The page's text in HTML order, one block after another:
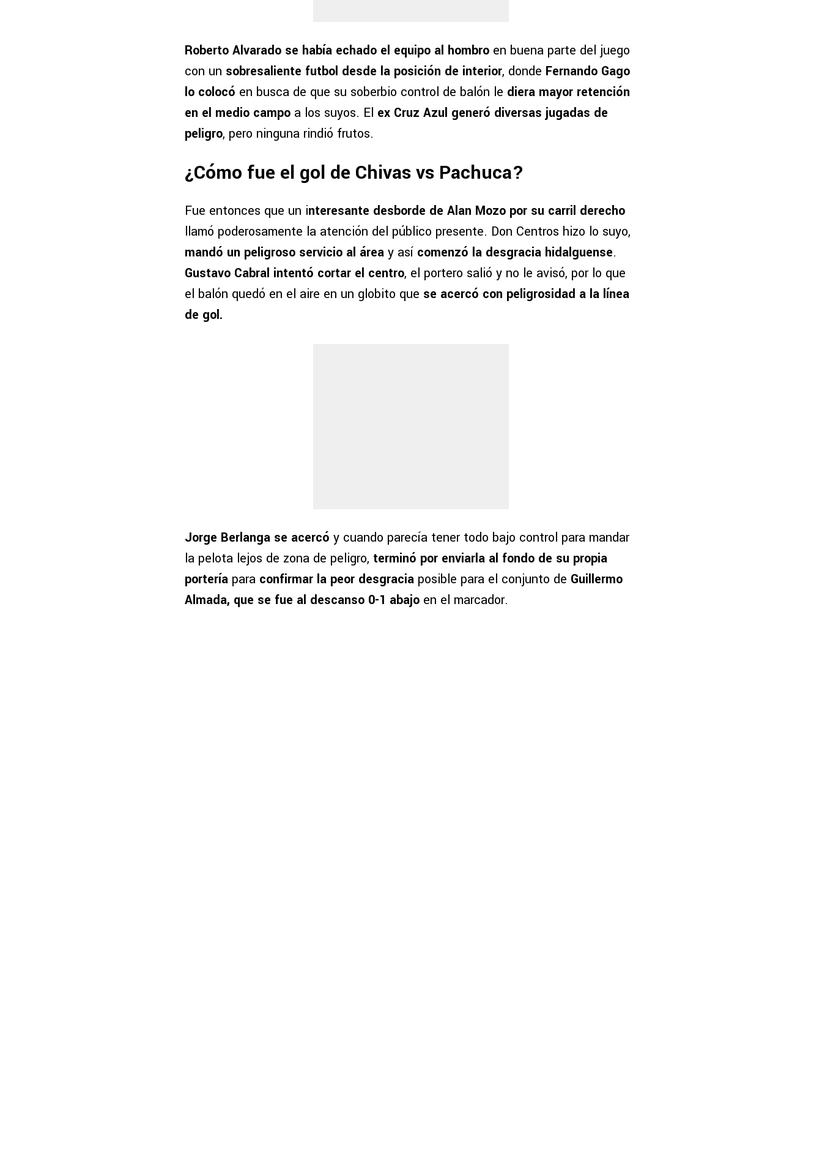
Roberto Alvarado se había echado el equipo al hombro en buena parte del juego
con un sobresaliente futbol desde la posición de interior, donde Fernando Gago
lo colocó en busca de que su soberbio control de balón le diera mayor retención
en el medio campo a los suyos. El ex Cruz Azul generó diversas jugadas de
peligro, pero ninguna rindió frutos.
¿Cómo fue el gol de Chivas vs Pachuca?
Fue entonces que un interesante desborde de Alan Mozo por su carril derecho
llamó poderosamente la atención del público presente. Don Centros hizo lo suyo,
mandó un peligroso servicio al área y así comenzó la desgracia hidalguense.
Gustavo Cabral intentó cortar el centro, el portero salió y no le avisó, por lo que
el balón quedó en el aire en un globito que se acercó con peligrosidad a la línea
de gol.
Jorge Berlanga se acercó y cuando parecía tener todo bajo control para mandar
la pelota lejos de zona de peligro, terminó por enviarla al fondo de su propia
portería para confirmar la peor desgracia posible para el conjunto de Guillermo
Almada, que se fue al descanso 0-1 abajo en el marcador.